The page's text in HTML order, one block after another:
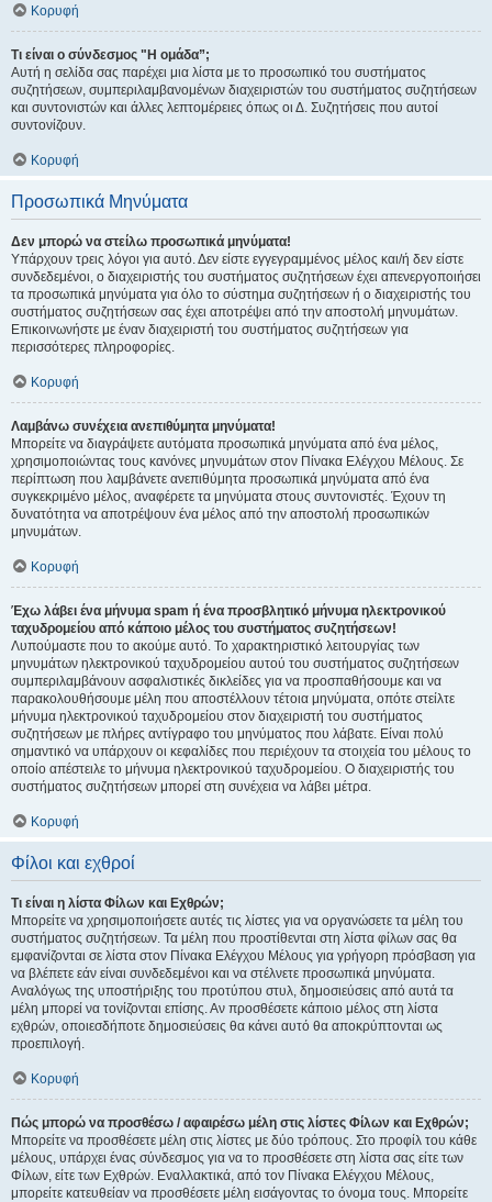
Κορυφή
Τι είναι ο σύνδεσμος "Η ομάδα”;
Αυτή η σελίδα σας παρέχει μια λίστα με το προσωπικό του συστήματος
συζητήσεων, συμπεριλαμβανομένων διαχειριστών του συστήματος συζητήσεων
και συντονιστών και άλλες λεπτομέρειες όπως οι Δ. Συζητήσεις που αυτοί
συντονίζουν.
Κορυφή
Προσωπικά Μηνύματα
Δεν μπορώ να στείλω προσωπικά μηνύματα!
Υπάρχουν τρεις λόγοι για αυτό. Δεν είστε εγγεγραμμένος μέλος και/ή δεν είστε
συνδεδεμένοι, ο διαχειριστής του συστήματος συζητήσεων έχει απενεργοποιήσει
τα προσωπικά μηνύματα για όλο το σύστημα συζητήσεων ή ο διαχειριστής του
συστήματος συζητήσεων σας έχει αποτρέψει από την αποστολή μηνυμάτων.
Επικοινωνήστε με έναν διαχειριστή του συστήματος συζητήσεων για
περισσότερες πληροφορίες.
Κορυφή
Λαμβάνω συνέχεια ανεπιθύμητα μηνύματα!
Μπορείτε να διαγράψετε αυτόματα προσωπικά μηνύματα από ένα μέλος,
χρησιμοποιώντας τους κανόνες μηνυμάτων στον Πίνακα Ελέγχου Μέλους. Σε
περίπτωση που λαμβάνετε ανεπιθύμητα προσωπικά μηνύματα από ένα
συγκεκριμένο μέλος, αναφέρετε τα μηνύματα στους συντονιστές. Έχουν τη
δυνατότητα να αποτρέψουν ένα μέλος από την αποστολή προσωπικών
μηνυμάτων.
Κορυφή
Έχω λάβει ένα μήνυμα spam ή ένα προσβλητικό μήνυμα ηλεκτρονικού
ταχυδρομείου από κάποιο μέλος του συστήματος συζητήσεων!
Λυπούμαστε που το ακούμε αυτό. Το χαρακτηριστικό λειτουργίας των
μηνυμάτων ηλεκτρονικού ταχυδρομείου αυτού του συστήματος συζητήσεων
συμπεριλαμβάνουν ασφαλιστικές δικλείδες για να προσπαθήσουμε και να
παρακολουθήσουμε μέλη που αποστέλλουν τέτοια μηνύματα, οπότε στείλτε
μήνυμα ηλεκτρονικού ταχυδρομείου στον διαχειριστή του συστήματος
συζητήσεων με πλήρες αντίγραφο του μηνύματος που λάβατε. Είναι πολύ
σημαντικό να υπάρχουν οι κεφαλίδες που περιέχουν τα στοιχεία του μέλους το
οποίο απέστειλε το μήνυμα ηλεκτρονικού ταχυδρομείου. Ο διαχειριστής του
συστήματος συζητήσεων μπορεί στη συνέχεια να λάβει μέτρα.
Κορυφή
Φίλοι και εχθροί
Τι είναι η λίστα Φίλων και Εχθρών;
Μπορείτε να χρησιμοποιήσετε αυτές τις λίστες για να οργανώσετε τα μέλη του
συστήματος συζητήσεων. Τα μέλη που προστίθενται στη λίστα φίλων σας θα
εμφανίζονται σε λίστα στον Πίνακα Ελέγχου Μέλους για γρήγορη πρόσβαση για
να βλέπετε εάν είναι συνδεδεμένοι και να στέλνετε προσωπικά μηνύματα.
Αναλόγως της υποστήριξης του προτύπου στυλ, δημοσιεύσεις από αυτά τα
μέλη μπορεί να τονίζονται επίσης. Αν προσθέσετε κάποιο μέλος στη λίστα
εχθρών, οποιεσδήποτε δημοσιεύσεις θα κάνει αυτό θα αποκρύπτονται ως
προεπιλογή.
Κορυφή
Πώς μπορώ να προσθέσω / αφαιρέσω μέλη στις λίστες Φίλων και Εχθρών;
Μπορείτε να προσθέσετε μέλη στις λίστες με δύο τρόπους. Στο προφίλ του κάθε
μέλους, υπάρχει ένας σύνδεσμος για να το προσθέσετε στη λίστα σας είτε των
Φίλων, είτε των Εχθρών. Εναλλακτικά, από τον Πίνακα Ελέγχου Μέλους,
μπορείτε κατευθείαν να προσθέσετε μέλη εισάγοντας το όνομα τους. Μπορείτε